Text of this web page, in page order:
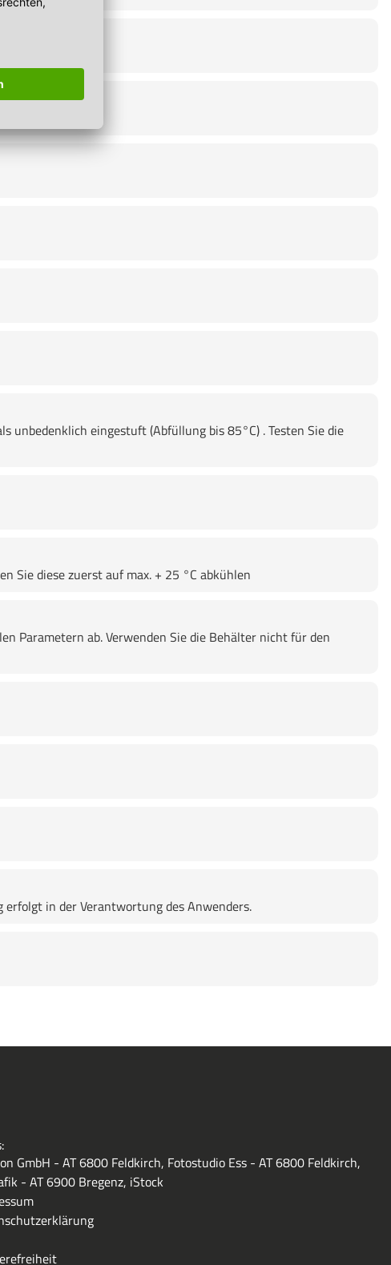
eingestuft (Abfüllung bis 85°C) . Testen Sie die
Sie diese zuerst auf max. + 25 °C abkühlen
Parametern ab. Verwenden Sie die Behälter nicht für den
in der Verantwortung des Anwenders.
GmbH - AT 6800 Feldkirch, Fotostudio Ess - AT 6800 Feldkirch,
- AT 6900 Bregenz, iStock